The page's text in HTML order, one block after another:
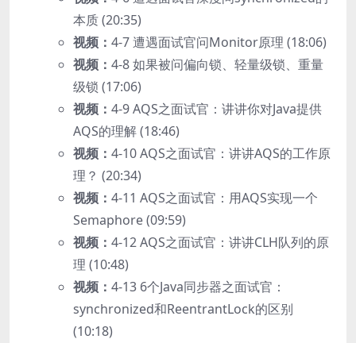
本质 (20:35)
视频： 4-7 遭遇面试官问Monitor原理 (18:06)
视频： 4-8 如果被问偏向锁、轻量级锁、重量
级锁 (17:06)
视频： 4-9 AQS之面试官：讲讲你对Java提供
AQS的理解 (18:46)
视频： 4-10 AQS之面试官：讲讲AQS的工作原
理？ (20:34)
视频： 4-11 AQS之面试官：用AQS实现一个
Semaphore (09:59)
视频： 4-12 AQS之面试官：讲讲CLH队列的原
理 (10:48)
视频： 4-13 6个Java同步器之面试官：
synchronized和ReentrantLock的区别
(10:18)